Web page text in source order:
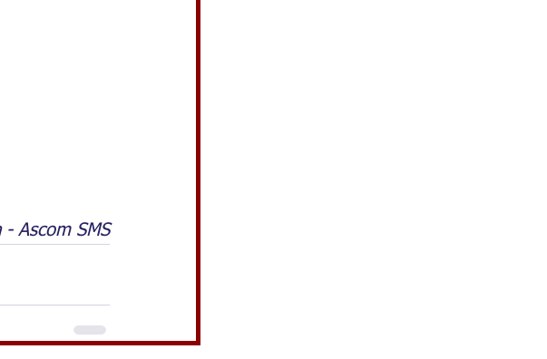
Ascom SMS